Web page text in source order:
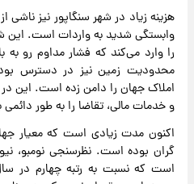
هزینه زیاد در شهر سنگاپور نیز
را وارد می‌کند که فشار مداوم رو به
محدودیت زمین نیز در دسترس
املاک جهان را دامن زده است. این
و خدمات مالی، تقاضا را به طور دائمی
اکنون مدت زیادی است که معیار
گران بوده است. نظرسنجی نومبو،